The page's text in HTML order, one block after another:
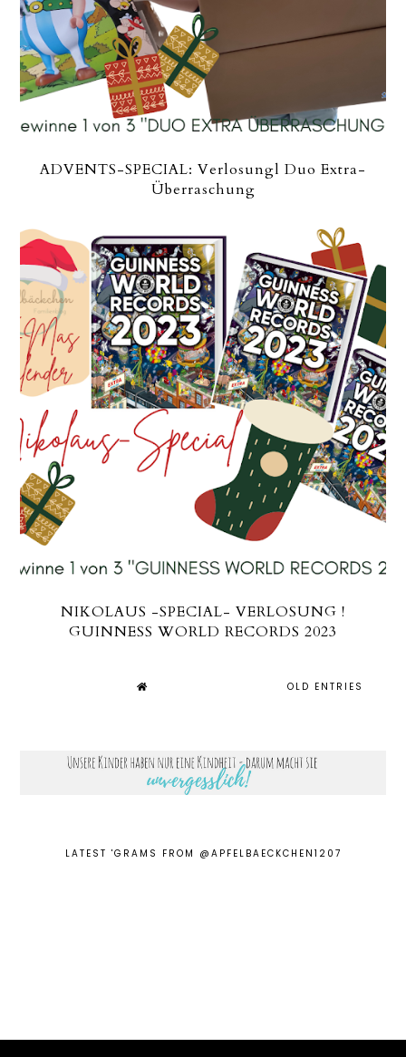
ADVENTS-SPECIAL: Verlosungl Duo Extra-
Überraschung
NIKOLAUS -SPECIAL- VERLOSUNG !
GUINNESS WORLD RECORDS 2023
OLD ENTRIES
LATEST 'GRAMS FROM @APFELBAECKCHEN1207